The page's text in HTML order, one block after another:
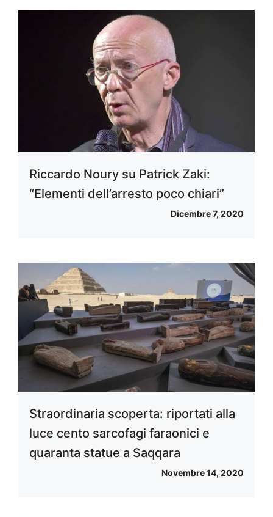
Riccardo Noury su Patrick Zaki:
“Elementi dell’arresto poco chiari”
Dicembre 7, 2020
Straordinaria scoperta: riportati alla
luce cento sarcofagi faraonici e
quaranta statue a Saqqara
Novembre 14, 2020